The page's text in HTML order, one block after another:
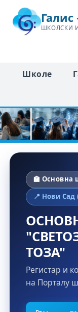
ШКОЛСКИ
Школе
🏫 Основна
📍 Нови
ТОЗА"
Регистар и
на Порталу